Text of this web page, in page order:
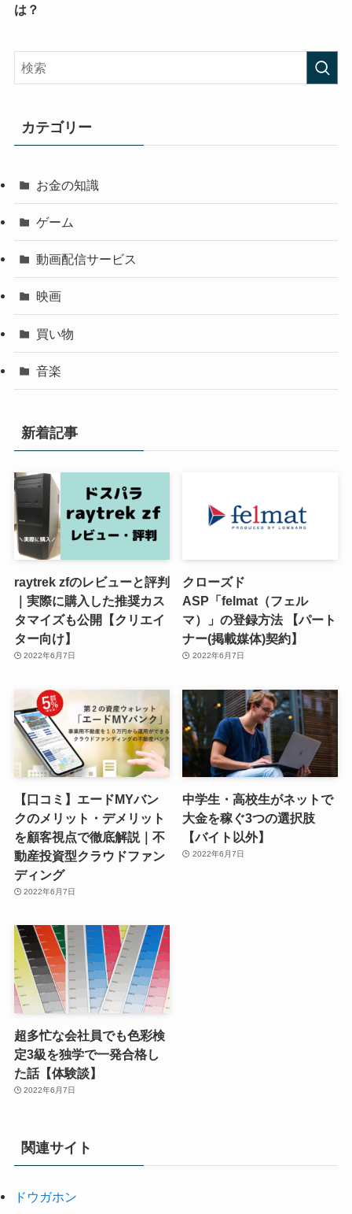
は？
カテゴリー
お金の知識
ゲーム
動画配信サービス
映画
買い物
音楽
新着記事
raytrek zfのレビューと評判
｜実際に購入した推奨カス
タマイズも公開【クリエイ
ター向け】
2022年6月7日
クローズド
ASP「felmat（フェル
マ）」の登録方法 【パート
ナー(掲載媒体)契約】
2022年6月7日
【口コミ】エードMYバン
クのメリット・デメリット
を顧客視点で徹底解説｜不
動産投資型クラウドファン
ディング
2022年6月7日
中学生・高校生がネットで
大金を稼ぐ3つの選択肢
【バイト以外】
2022年6月7日
超多忙な会社員でも色彩検
定3級を独学で一発合格し
た話【体験談】
2022年6月7日
関連サイト
ドウガホン